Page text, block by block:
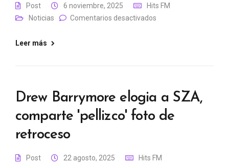
Post 6 noviembre, 2025
Hits FM
Noticias
Comentarios desactivados
Leer más
Drew Barrymore elogia a SZA,
comparte 'pellizco' foto de
retroceso
Post 22 agosto, 2025
Hits FM